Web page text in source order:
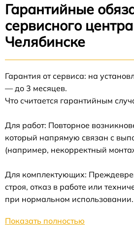
Гарантийные
сервисного
Челябинске
Гарантия от сервиса: на
— до 3 месяцев.
Что считается гарантийным
Для работ: Повторное
который напрямую связан с
(например, некорректный
Для комплектующих:
строя, отказ в работе или
при нормальном использовании.
Показать полностью